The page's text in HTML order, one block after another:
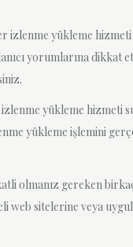
yükleme hizmeti
yorumlarına
yükleme hizmeti
yükleme işlemini
olmanız gereken
web sitelerine veya